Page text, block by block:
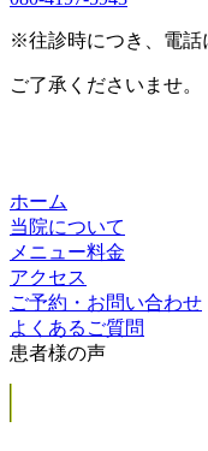
※往診時につき、電
ご了承くださいませ。
ホーム
当院について
メニュー料金
アクセス
ご予約・お問い合わせ
よくあるご質問
患者様の声